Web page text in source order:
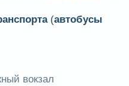
(автобусы
вокзал